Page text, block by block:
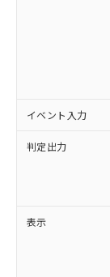
イベント入力
判定出力
表示
ご
以下
(
※1 対
対
非含
す。
有に対
対応
非含
調査
非含有